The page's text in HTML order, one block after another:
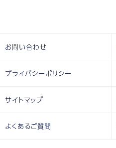
お問い合わせ
プライバシーポリシー
サイトマップ
よくあるご質問